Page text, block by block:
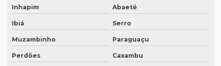
Intérprete de espanhol em porto alegre
Intérprete para eventos
Intérprete de inglês em campinas
Intérprete de inglês em curitiba
Inhapim Abaeté
Ibiá Serro
Muzambinho Paraguaçu
Perdões Caxambu